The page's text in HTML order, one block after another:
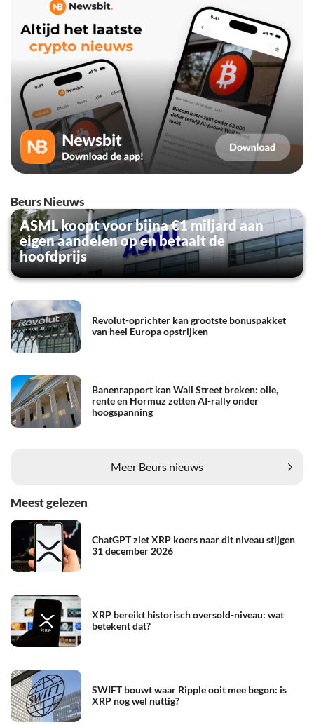
Beurs Nieuws
ASML koopt voor bijna €1 miljard aan
eigen aandelen op en betaalt de
hoofdprijs
Revolut-oprichter kan grootste bonuspakket
van heel Europa opstrijken
Banenrapport kan Wall Street breken: olie,
rente en Hormuz zetten AI-rally onder
hoogspanning
Meer Beurs nieuws
Meest gelezen
ChatGPT ziet XRP koers naar dit niveau stijgen
31 december 2026
XRP bereikt historisch oversold-niveau: wat
betekent dat?
SWIFT bouwt waar Ripple ooit mee begon: is
XRP nog wel nuttig?